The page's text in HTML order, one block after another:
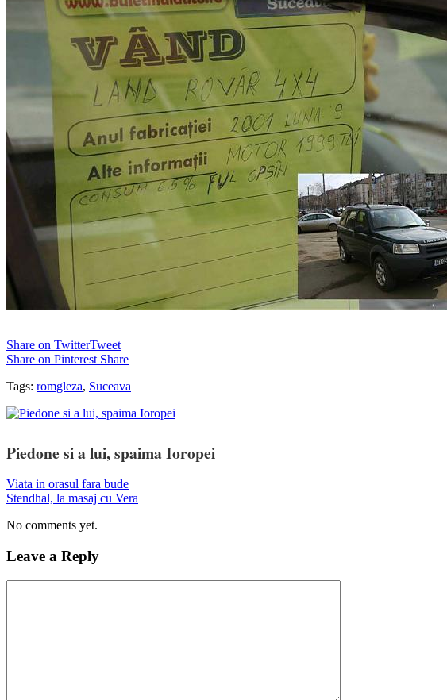
Share on TwitterTweet
Share on Pinterest Share
Tags: romgleza, Suceava
Piedone si a lui, spaima Ioropei
Viata in orasul fara bude
Stendhal, la masaj cu Vera
No comments yet.
Leave a Reply